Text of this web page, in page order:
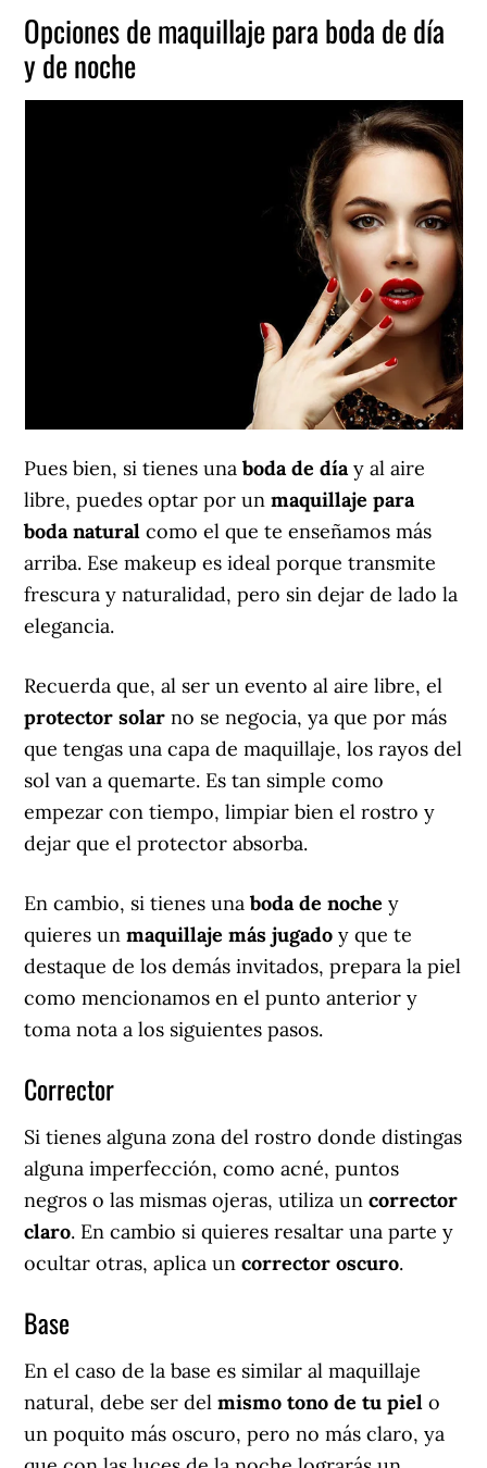
Opciones de maquillaje para boda de día
y de noche
Pues bien, si tienes unaboda de díay al aire
libre, puedes optar por unmaquillaje para
boda naturalcomo el que te enseñamos más
arriba. Ese makeup es ideal porque transmite
frescura y naturalidad, pero sin dejar de lado la
elegancia.
Recuerda que, al ser un evento al aire libre, el
protector solar no se negocia, ya que por más
que tengas una capa de maquillaje, los rayos del
sol van a quemarte. Es tan simple como
empezar con tiempo, limpiar bien el rostro y
dejar que el protector absorba.
En cambio, si tienes unaboda de noche y
quieres unmaquillaje más jugado y que te
destaque de los demás invitados, prepara la piel
como mencionamos en el punto anterior y
toma nota a los siguientes pasos.
Corrector
Si tienes alguna zona del rostro donde distingas
alguna imperfección, como acné, puntos
negros o las mismas ojeras, utiliza uncorrector
claro. En cambio si quieres resaltar una parte y
ocultar otras, aplica uncorrector oscuro.
Base
En el caso de la base es similar al maquillaje
natural, debe ser delmismo tono de tu piel o
un poquito más oscuro, pero no más claro, ya